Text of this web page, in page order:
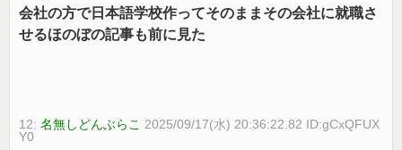
会社の方で日本語学校作ってそのままその会社に就職さ
せるほのぼの記事も前に見た
12:名無しどんぶらこ 2025/09/17(水) 20:36:22.82 ID:gCxQFUX
Y0